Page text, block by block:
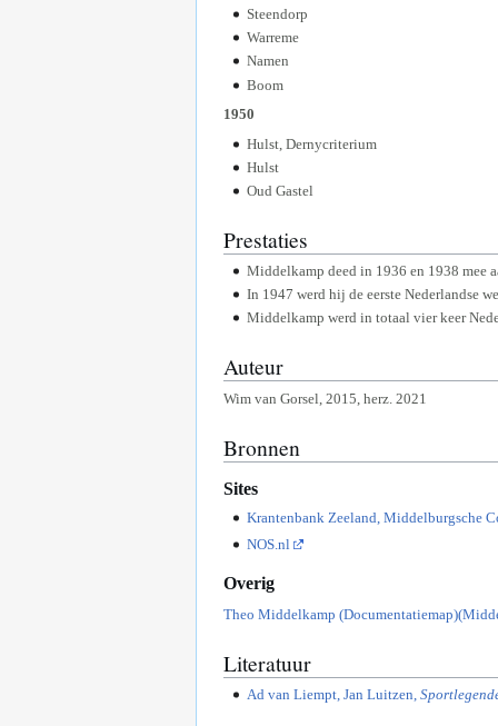
Steendorp
Warreme
Namen
Boom
1950
Hulst, Dernycriterium
Hulst
Oud Gastel
Prestaties
Middelkamp deed in 1936 en 1938 mee
In 1947 werd hij de eerste Nederlandse
Middelkamp werd in totaal vier keer
Auteur
Wim van Gorsel, 2015, herz. 2021
Bronnen
Sites
Krantenbank Zeeland, Middelburgsche
NOS.nl
Overig
Theo Middelkamp
Literatuur
Ad van Liempt, Jan Luitzen,